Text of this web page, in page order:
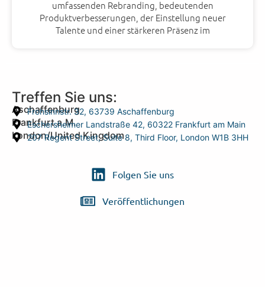
umfassenden Rebranding, bedeutenden
Produktverbesserungen, der Einstellung neuer
Talente und einer stärkeren Präsenz im
Treffen Sie uns:
Aschaffenburg
Frohsinnstr. 32, 63739 Aschaffenburg
Frankfurt a.M.
Eschersheimer Landstraße 42, 60322 Frankfurt am Main
London/United Kingdom
207 Regent Street, Suite 8, Third Floor, London W1B 3HH
Folgen Sie uns
Veröffentlichungen